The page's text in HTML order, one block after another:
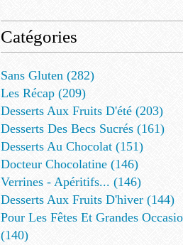
Catégories
Sans Gluten (282)
Les Récap (209)
Desserts Aux Fruits D'été (203)
Desserts Des Becs Sucrés (161)
Desserts Au Chocolat (151)
Docteur Chocolatine (146)
Verrines - Apéritifs... (146)
Desserts Aux Fruits D'hiver (144)
Pour Les Fêtes Et Grandes
(140)